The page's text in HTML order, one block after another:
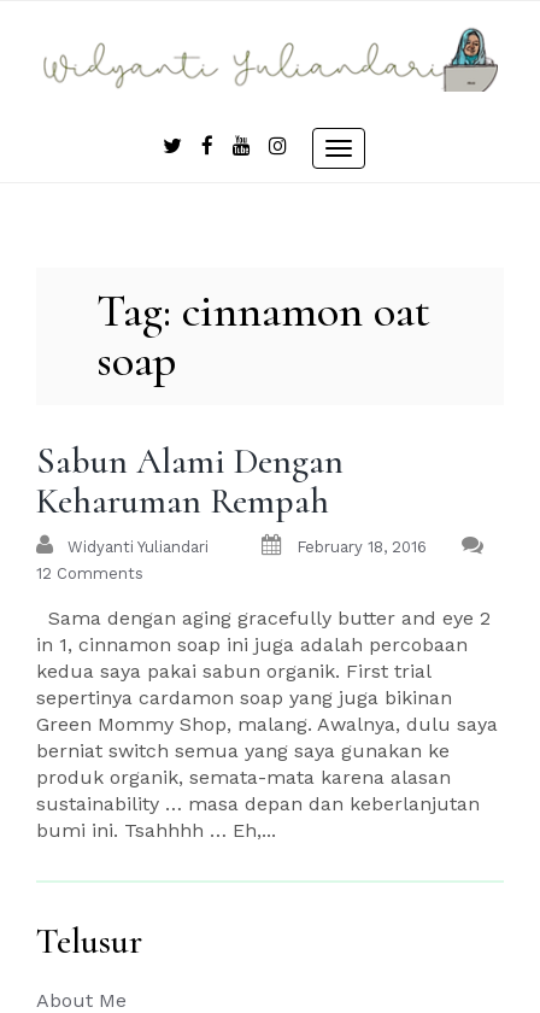
content
Toggle
Tag: cinnamon oat
soap
Sabun Alami Dengan
Keharuman Rempah
Widyanti Yuliandari
February 18, 2016
12 Comments
Sama dengan aging gracefully butter and eye 2
in 1, cinnamon soap ini juga adalah percobaan
kedua saya pakai sabun organik. First trial
sepertinya cardamon soap yang juga bikinan
Green Mommy Shop, malang. Awalnya, dulu saya
berniat switch semua yang saya gunakan ke
produk organik, semata-mata karena alasan
sustainability … masa depan dan keberlanjutan
bumi ini. Tsahhhh … Eh,...
Telusur
About Me